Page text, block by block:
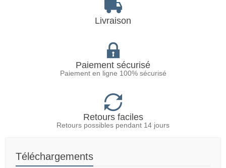
Livraison
Paiement sécurisé
Paiement en ligne 100% sécurisé
Retours faciles
Retours possibles pendant 14 jours
Téléchargements